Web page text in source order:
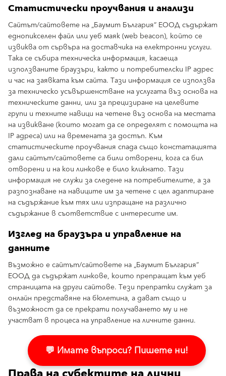
💬 Имате въпроси? Пишете ни!
Статистически проучвания и анализи
Сайтът/сайтовете на „Баумит България“ ЕООД съдържат
еднопикселен файл или уеб маяк (web beacon), който се
извиква от сървъра на доставчика на електронни услуги.
Така се събира техническа информация, касаеща
използваните браузъри, както и потребителски IP адрес
и час на заявката към сайта. Тази информация се използва
за техническо усъвършенстване на услугата въз основа на
техническите данни, или за прецизиране на целевите
групи и техните навици на четене въз основа на местата
на извикване (които могат да се определят с помощта на
IP адреса) или на времената за достъп. Към
статистическите проучвания спада също констатацията
дали сайтът/сайтовете са били отворени, кога са бил
отворени и на кои линкове е било кликнато. Тази
информация не служи за следене на потребителите, а за
разпознаване на навиците им за четене с цел адаптиране
на съдържание към тях или изпращане на различно
съдържание в съответствие с интересите им.
Изглед на браузъра и управление на
данните
Възможно е сайтът/сайтовете на „Баумит България“
ЕООД да съдържат линкове, които препращат към уеб
страницата на други сайтове. Тези препратки служат за
онлайн представяне на бюлетина, а дават също и
възможност да се прекрати получаването му и не
участват в процеса на управление на личните данни.